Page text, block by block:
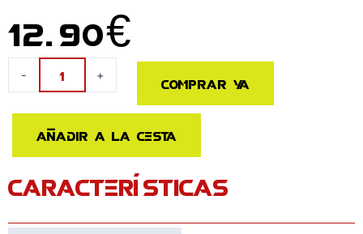
12.90€
-
Entretenimiento
cantidad
+ Comprar ya
Añadir a la cesta
CARACTERÍSTICAS